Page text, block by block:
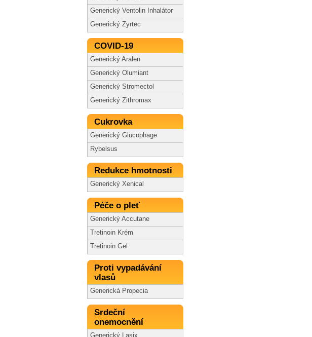
Generický Ventolin Inhalátor
Generický Zyrtec
COVID-19
Generický Aralen
Generický Olumiant
Generický Stromectol
Generický Zithromax
Cukrovka
Generický Glucophage
Rybelsus
Redukce hmotnosti
Generický Xenical
Péče o pleť
Generický Accutane
Tretinoin Krém
Tretinoin Gel
Proti vypadávání
vlasů
Generická Propecia
Srdeční
onemocnění
Generický Lasix